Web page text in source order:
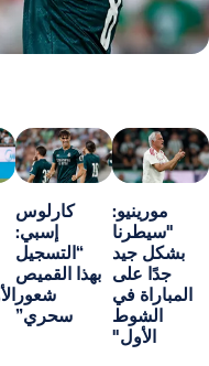
كارلوس
إسبي:
“التسجيل
بهذا القميص
شعور
سحري”
برناردو
سيلفا: “أنا
سعيد جدًا
لظهوري
الأول مع ريال
مدريد”